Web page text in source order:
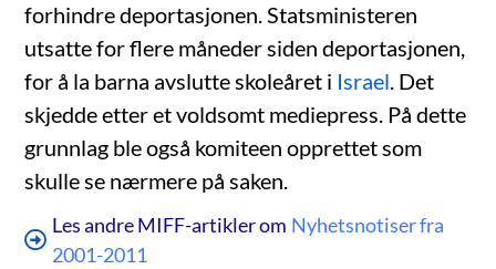
forhindre deportasjonen. Statsministeren
utsatte for flere måneder siden deportasjonen,
for å la barna avslutte skoleåret i Israel. Det
skjedde etter et voldsomt mediepress. På dette
grunnlag ble også komiteen opprettet som
skulle se nærmere på saken.
Les andre MIFF-artikler om Nyhetsnotiser fra
2001-2011